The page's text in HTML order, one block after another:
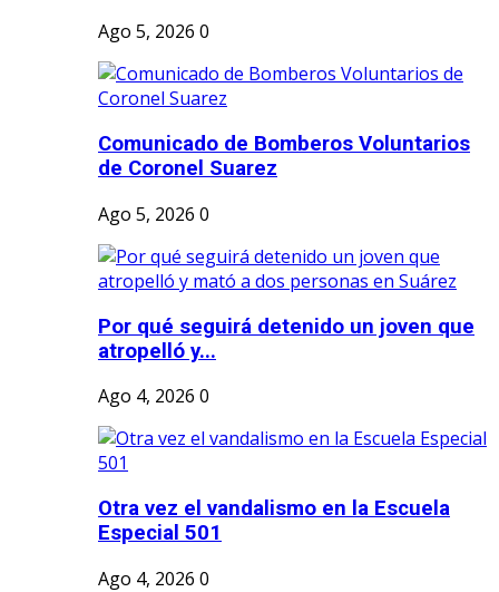
Ago 5, 2026 0
Comunicado de Bomberos Voluntarios
de Coronel Suarez
Ago 5, 2026 0
Por qué seguirá detenido un joven que
atropelló y...
Ago 4, 2026 0
Otra vez el vandalismo en la Escuela
Especial 501
Ago 4, 2026 0